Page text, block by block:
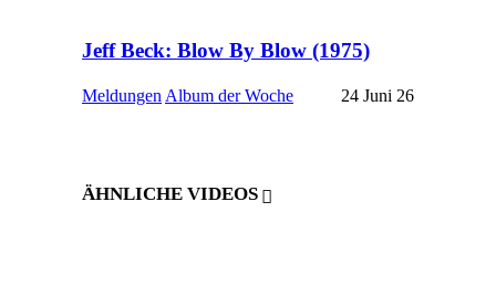
Jeff Beck: Blow By Blow (1975)
Meldungen Album der Woche 24 Juni 26
ÄHNLICHE VIDEOS